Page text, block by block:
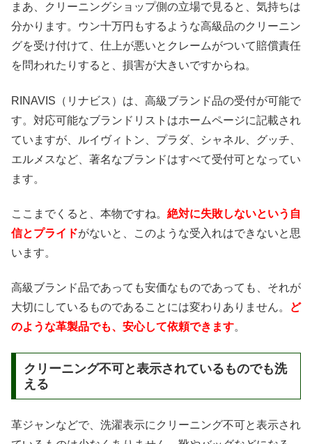
まあ、クリーニングショップ側の立場で見ると、気持ちは
分かります。ウン十万円もするような高級品のクリーニン
グを受け付けて、仕上が悪いとクレームがついて賠償責任
を問われたりすると、損害が大きいですからね。
RINAVIS（リナビス）は、高級ブランド品の受付が可能で
す。対応可能なブランドリストはホームページに記載され
ていますが、ルイヴィトン、プラダ、シャネル、グッチ、
エルメスなど、著名なブランドはすべて受付可となってい
ます。
ここまでくると、本物ですね。 絶対に失敗しないという自
信とプライドがないと、このような受入れはできないと思
います。
高級ブランド品であっても安価なものであっても、それが
大切にしているものであることには変わりありません。
ど
のような革製品でも、安心して依頼できます。
クリーニング不可と表示されているものでも洗
える
革ジャンなどで、洗濯表示にクリーニング不可と表示され